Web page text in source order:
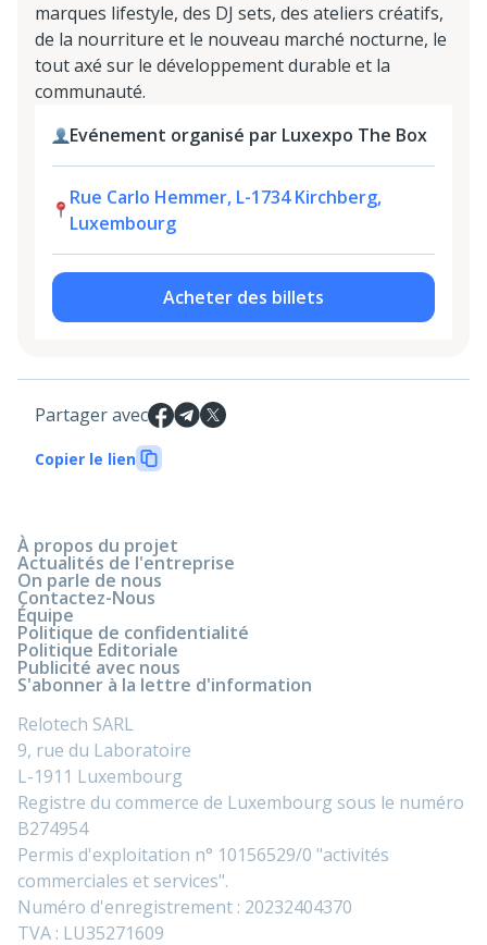
marques lifestyle, des DJ sets, des ateliers créatifs,
de la nourriture et le nouveau marché nocturne, le
tout axé sur le développement durable et la
communauté.
Evénement organisé par Luxexpo The Box
Rue Carlo Hemmer, L-1734 Kirchberg,
Luxembourg
Acheter des billets
Partager avec
Copier le lien
À propos du projet
Actualités de l'entreprise
On parle de nous
Contactez-Nous
Équipe
Politique de confidentialité
Politique Editoriale
Publicité avec nous
S'abonner à la lettre d'information
Relotech SARL
9, rue du Laboratoire
L-1911 Luxembourg
Registre du commerce de Luxembourg sous le numéro
B274954
Permis d'exploitation n° 10156529/0 "activités
commerciales et services".
Numéro d'enregistrement : 20232404370
TVA : LU35271609